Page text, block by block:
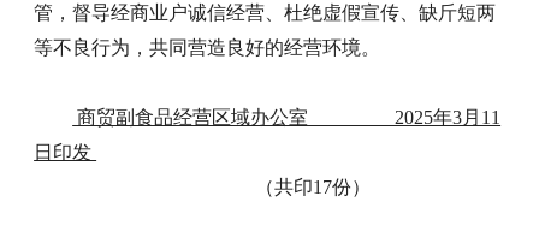
管，督导经商业户诚信经营、杜绝虚假宣传、缺斤短两
等不良行为，共同营造良好的经营环境。
商贸副食品经营区域办公室 2025年3月11
日印发
（共印17份）